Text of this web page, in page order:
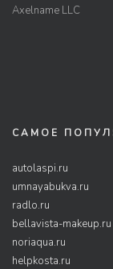
Axelname LLC
САМОЕ
autolaspi.ru
umnayabukva.ru
radlo.ru
bellavista-makeup.ru
noriaqua.ru
helpkosta.ru